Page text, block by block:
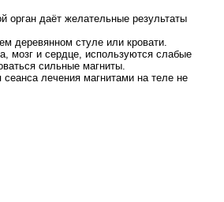
орган даёт желательные результаты
деревянном стуле или кровати.
мозг и сердце, используются слабые
сильные магниты.
лечения магнитами на теле не